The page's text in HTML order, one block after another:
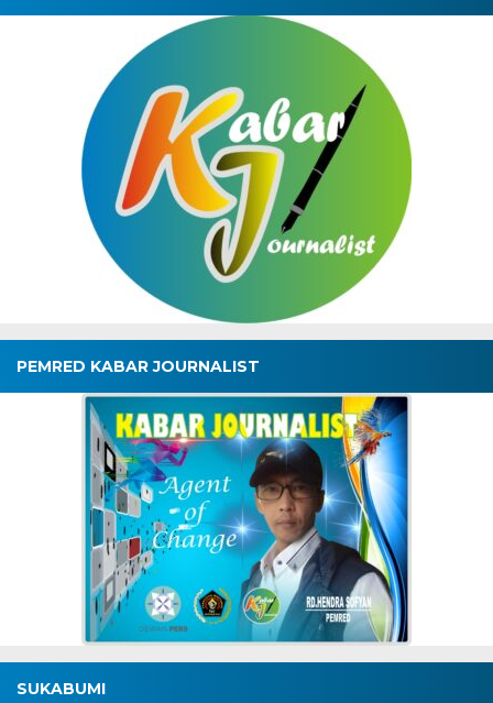
PEMRED KABAR JOURNALIST
SUKABUMI